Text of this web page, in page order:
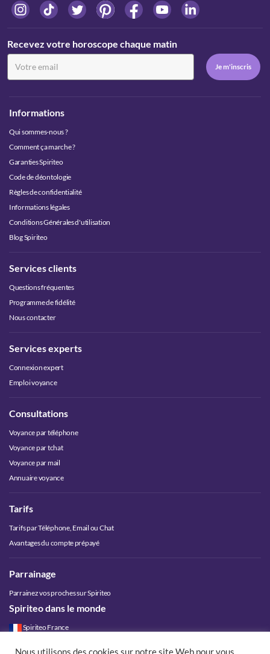
Recevez votre horoscope chaque matin
Informations
Qui sommes-nous ?
Comment ça marche ?
Garanties Spiriteo
Code de déontologie
Règles de confidentialité
Informations légales
Conditions Générales d'utilisation
Blog Spiriteo
Services clients
Questions fréquentes
Programme de fidélité
Nous contacter
Services experts
Connexion expert
Emploi voyance
Consultations
Voyance par téléphone
Voyance par tchat
Voyance par mail
Annuaire voyance
Tarifs
Tarifs par Téléphone, Email ou Chat
Avantages du compte prépayé
Parrainage
Parrainez vos proches sur Spiriteo
Spiriteo dans le monde
Spiriteo France
Nous utilisons des cookies sur notre site Web pour vous